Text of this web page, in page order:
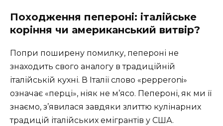
Походження пепероні: італійське
коріння чи американський витвір?
Попри поширену помилку, пепероні не
знаходить свого аналогу в традиційній
італійській кухні. В Італії слово «pepperoni»
означає «перці», ніяк не м’ясо. Пепероні, як ми її
знаємо, з’явилася завдяки злиттю кулінарних
традицій італійських емігрантів у США.